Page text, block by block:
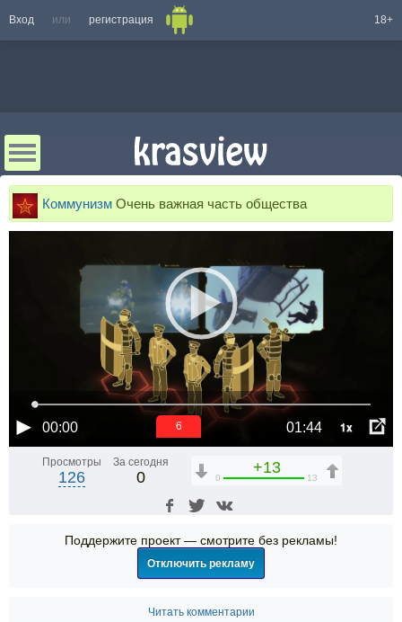
Вход или регистрация 18+
Коммунизм Очень важная часть общества
00:00 01:44 1x
6
Просмотры
126
За сегодня
0
+13
0 13
Поддержите проект — смотрите без рекламы!
Отключить рекламу
Читать комментарии